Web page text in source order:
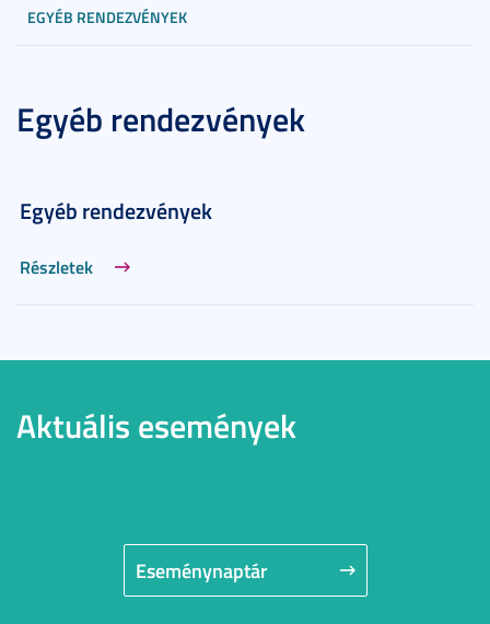
EGYÉB RENDEZVÉNYEK
Egyéb rendezvények
Egyéb rendezvények
Részletek
Aktuális események
Eseménynaptár